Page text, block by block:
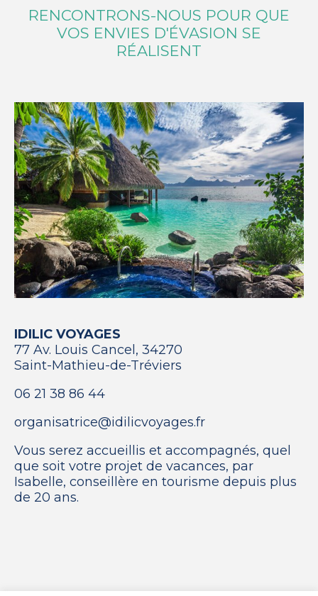
RENCONTRONS-NOUS POUR QUE
VOS ENVIES D'ÉVASION SE
RÉALISENT
IDILIC VOYAGES
77 Av. Louis Cancel, 34270
Saint-Mathieu-de-Tréviers
06 21 38 86 44
organisatrice@idilicvoyages.fr
Vous serez accueillis et accompagnés, quel
que soit votre projet de vacances, par
Isabelle, conseillère en tourisme depuis plus
de 20 ans.